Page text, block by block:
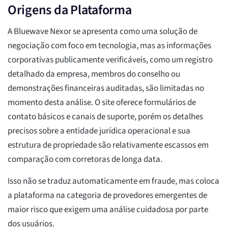
Origens da Plataforma
A Bluewave Nexor se apresenta como uma solução de
negociação com foco em tecnologia, mas as informações
corporativas publicamente verificáveis, como um registro
detalhado da empresa, membros do conselho ou
demonstrações financeiras auditadas, são limitadas no
momento desta análise. O site oferece formulários de
contato básicos e canais de suporte, porém os detalhes
precisos sobre a entidade jurídica operacional e sua
estrutura de propriedade são relativamente escassos em
comparação com corretoras de longa data.
Isso não se traduz automaticamente em fraude, mas coloca
a plataforma na categoria de provedores emergentes de
maior risco que exigem uma análise cuidadosa por parte
dos usuários.